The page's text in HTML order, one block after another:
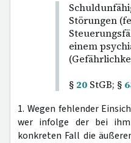
Störungen
einem
§ 20 StGB; §
1. Wegen fehlender
wer infolge der bei
konkreten Fall die